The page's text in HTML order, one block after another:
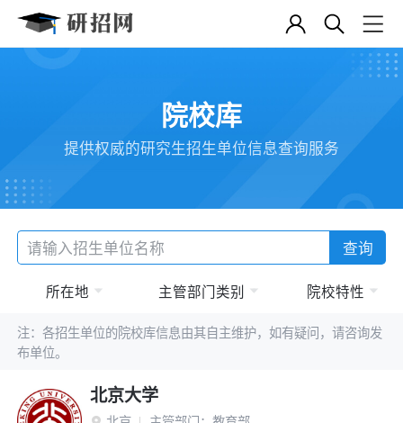
院校库
提供权威的研究生招生单位信息查询服务
查询
所在地 主管部门类别 院校特性
注：各招生单位的院校库信息由其自主维护，如有疑问，请咨询发
布单位。
北京大学